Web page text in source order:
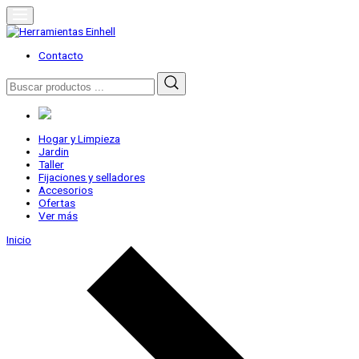
Skip
to
content
Herramientas Einhell
Distribuidor Oficial
Contacto
Buscar
por:
Hogar y Limpieza
Jardin
Taller
Fijaciones y selladores
Accesorios
Ofertas
Ver más
Inicio